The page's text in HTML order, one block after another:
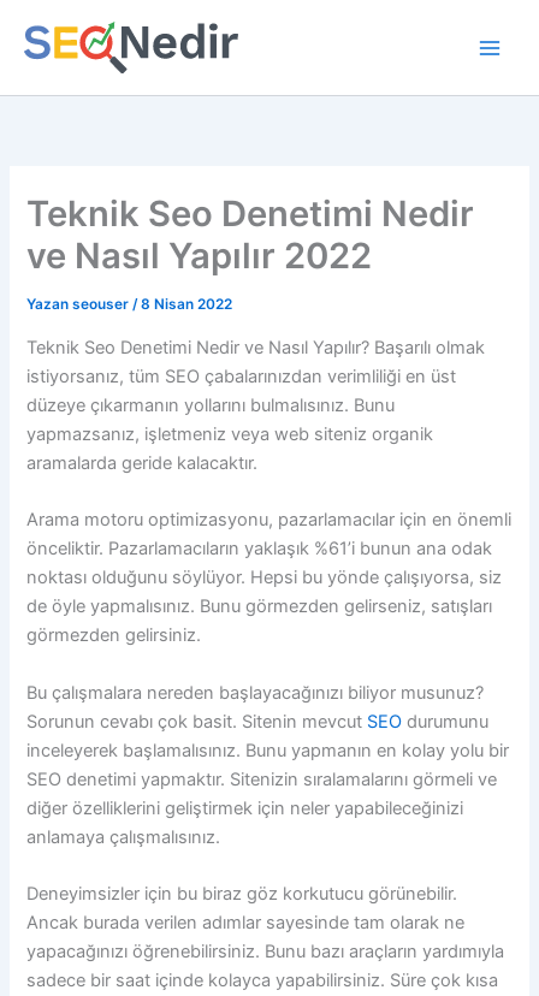
atla
Teknik Seo Denetimi Nedir
ve Nasıl Yapılır 2022
Yazan seouser/8 Nisan 2022
Teknik Seo Denetimi Nedir ve Nasıl Yapılır? Başarılı olmak
istiyorsanız, tüm SEO çabalarınızdan verimliliği en üst
düzeye çıkarmanın yollarını bulmalısınız. Bunu
yapmazsanız, işletmeniz veya web siteniz organik
aramalarda geride kalacaktır.
Arama motoru optimizasyonu, pazarlamacılar için en önemli
önceliktir. Pazarlamacıların yaklaşık %61’i bunun ana odak
noktası olduğunu söylüyor. Hepsi bu yönde çalışıyorsa, siz
de öyle yapmalısınız. Bunu görmezden gelirseniz, satışları
görmezden gelirsiniz.
Bu çalışmalara nereden başlayacağınızı biliyor musunuz?
Sorunun cevabı çok basit. Sitenin mevcut SEO durumunu
inceleyerek başlamalısınız. Bunu yapmanın en kolay yolu bir
SEO denetimi yapmaktır. Sitenizin sıralamalarını görmeli ve
diğer özelliklerini geliştirmek için neler yapabileceğinizi
anlamaya çalışmalısınız.
Deneyimsizler için bu biraz göz korkutucu görünebilir.
Ancak burada verilen adımlar sayesinde tam olarak ne
yapacağınızı öğrenebilirsiniz. Bunu bazı araçların yardımıyla
sadece bir saat içinde kolayca yapabilirsiniz. Süre çok kısa